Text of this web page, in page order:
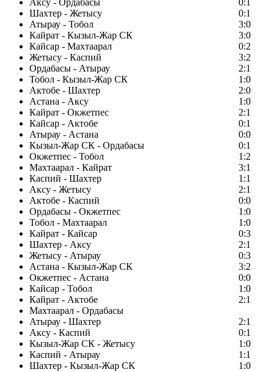
Аксу - Ордабасы
0:1
Шахтер - Жетысу
0:1
Атырау - Тобол
3:0
Кайрат - Кызыл-Жар СК
3:0
Кайсар - Махтаарал
0:2
Жетысу - Каспий
3:2
Ордабасы - Атырау
2:1
Тобол - Кызыл-Жар СК
1:0
Актобе - Шахтер
2:0
Астана - Аксу
1:0
Кайрат - Окжетпес
2:1
Кайсар - Актобе
0:1
Атырау - Астана
0:0
Кызыл-Жар СК - Ордабасы
0:1
Окжетпес - Тобол
1:2
Махтаарал - Кайрат
3:1
Каспий - Шахтер
1:1
Аксу - Жетысу
2:1
Актобе - Каспий
0:0
Ордабасы - Окжетпес
1:0
Тобол - Махтаарал
1:0
Кайрат - Кайсар
0:3
Шахтер - Аксу
2:1
Жетысу - Атырау
0:3
Астана - Кызыл-Жар СК
3:2
Окжетпес - Астана
0:0
Кайсар - Тобол
1:0
Кайрат - Актобе
2:1
Махтаарал - Ордабасы
Атырау - Шахтер
2:1
Аксу - Каспий
0:1
Кызыл-Жар СК - Жетысу
1:0
Каспий - Атырау
1:1
Шахтер - Кызыл-Жар СК
1:0